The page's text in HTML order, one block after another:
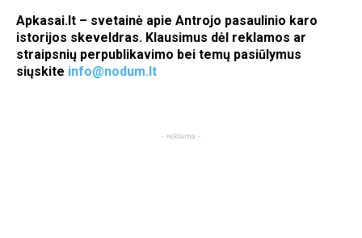
Apkasai.lt – svetainė apie Antrojo pasaulinio karo
istorijos skeveldras. Klausimus dėl reklamos ar
straipsnių perpublikavimo bei temų pasiūlymus
siųskite info@nodum.lt
- reklama -